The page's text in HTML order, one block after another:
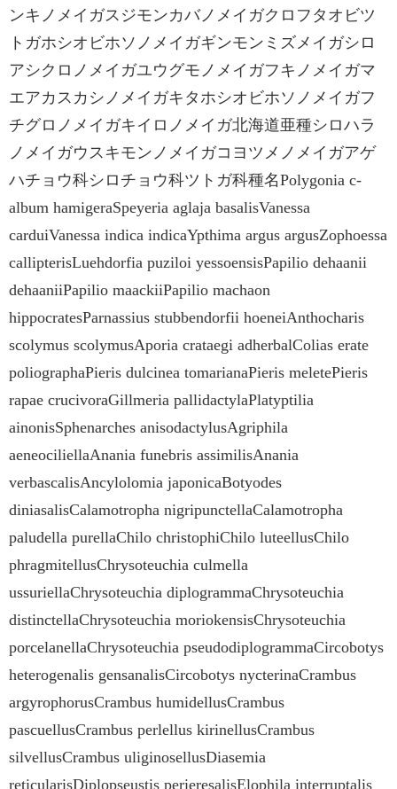
ンキノメイガスジモンカバノメイガクロフタオビツ
トガホシオビホソノメイガギンモンミズメイガシロ
アシクロノメイガユウグモノメイガフキノメイガマ
エアカスカシノメイガキタホシオビホソノメイガフ
チグロノメイガキイロノメイガ北海道亜種シロハラ
ノメイガウスキモンノメイガコヨツメノメイガアゲ
ハチョウ科シロチョウ科ツトガ科種名Polygonia c-
album hamigeraSpeyeria aglaja basalisVanessa
carduiVanessa indica indicaYpthima argus argusZophoessa
callipterisLuehdorfia puziloi yessoensisPapilio dehaanii
dehaaniiPapilio maackiiPapilio machaon
hippocratesParnassius stubbendorfii hoeneiAnthocharis
scolymus scolymusAporia crataegi adherbalColias erate
poliographaPieris dulcinea tomarianaPieris meletePieris
rapae crucivoraGillmeria pallidactylaPlatyptilia
ainonisSphenarches anisodactylusAgriphila
aeneociliellaAnania funebris assimilisAnania
verbascalisAncylolomia japonicaBotyodes
diniasalisCalamotropha nigripunctellaCalamotropha
paludella purellaChilo christophiChilo luteellusChilo
phragmitellusChrysoteuchia culmella
ussuriellaChrysoteuchia diplogrammaChrysoteuchia
distinctellaChrysoteuchia moriokensisChrysoteuchia
porcelanellaChrysoteuchia pseudodiplogrammaCircobotys
heterogenalis gensanalisCircobotys nycterinaCrambus
argyrophorusCrambus humidellusCrambus
pascuellusCrambus perlellus kirinellusCrambus
silvellusCrambus uliginosellusDiasemia
reticularisDiplopseustis perieresalisElophila interruptalis